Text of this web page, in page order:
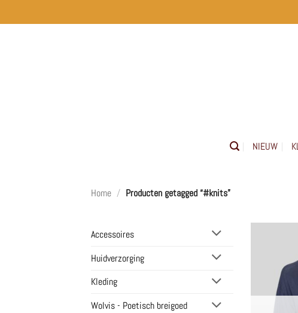
naar
NIEUW
Home / Producten getagged “#knits”
Accessoires
Huidverzorging
Kleding
Wolvis - Poetisch breigoed